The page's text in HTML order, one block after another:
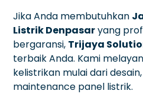
Jika Anda membutuhkan
Listrik Denpasaryang
bergaransi, Trijaya
terbaik Anda. Kami
kelistrikan mulai dari
maintenance panel listrik.